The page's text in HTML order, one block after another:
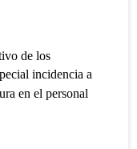
de los
incidencia a
en el personal